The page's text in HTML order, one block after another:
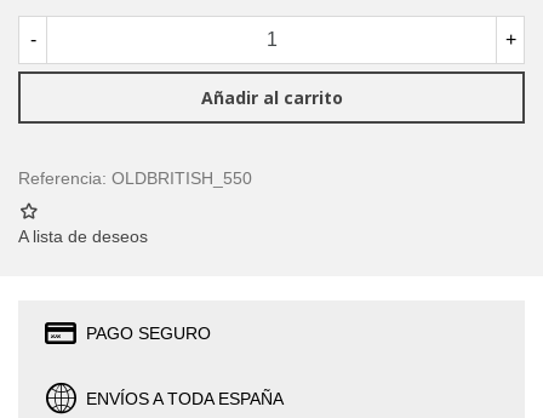
- +
Añadir al carrito
Referencia: OLDBRITISH_550
A lista de deseos
PAGO SEGURO
ENVÍOS A TODA ESPAÑA